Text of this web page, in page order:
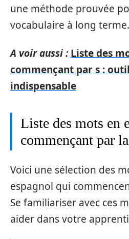
une méthode prouvée
vocabulaire à long terme.
A voir aussi : Liste des
commençant par s :
indispensable
Liste des mots en
commençant par
Voici une sélection des
espagnol qui
Se familiariser avec ces
aider dans votre